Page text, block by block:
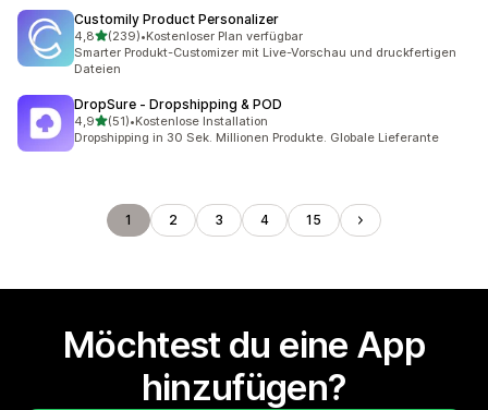
Customily Product Personalizer
4,8von 5 Sternen
(239)
239 Rezensionen insgesamt
•Kostenloser Plan verfügbar
Smarter Produkt-Customizer mit Live-Vorschau und druckfertigen
Dateien
DropSure ‑ Dropshipping & POD
4,9von 5 Sternen
(51)
51 Rezensionen insgesamt
•Kostenlose Installation
Dropshipping in 30 Sek. Millionen Produkte. Globale Lieferante
1 2 3 4 15
Möchtest du eine App
hinzufügen?